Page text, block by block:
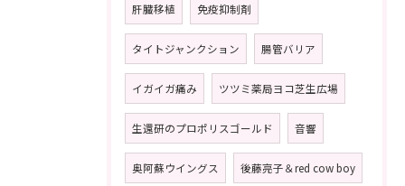
肝臓移植 免疫抑制剤
タイトジャンクション 腸管バリア
イガイガ痛み ツツミ薬局ヨコ芝生広場
生還研のプロポリスゴールド 音響
奥阿蘇ウイングス 後藤亮子＆red cow boy